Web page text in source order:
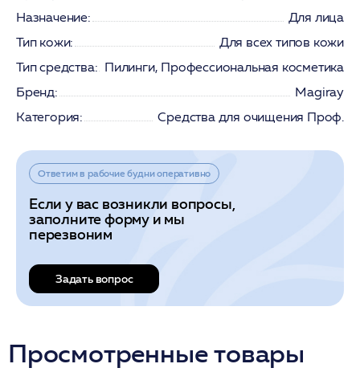
Назначение:
Для лица
Тип кожи:
Для всех типов кожи
Тип средства: Пилинги, Профессиональная косметика
Бренд:
Magiray
Категория:
Средства для очищения Проф.
Ответим в рабочие будни оперативно
Если у вас возникли вопросы,
заполните форму и мы
перезвоним
Задать вопрос
Просмотренные товары